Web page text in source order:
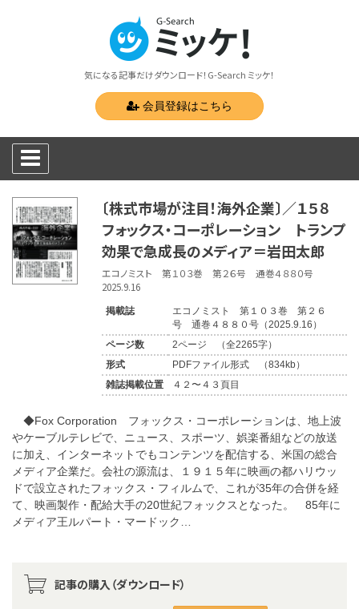
気になる記事だけダウンロード！G-Search ミッケ！
会員登録はこちら
〔株式市場が注目！海外企業〕／１５８
フォックス・コーポレーション トランプ
効果で急成長のメディア＝岩田太郎
エコノミスト 第１０３巻 第２６号 通巻４８８０号
2025.9.16
掲載誌
エコノミスト 第１０３巻 第２６
号 通巻４８８０号（2025.9.16）
ページ数
2ページ （全2265字）
形式
PDFファイル形式 （834kb）
雑誌掲載位置
４２〜４３頁目
◆Fox Corporation フォックス・コーポレーションは、地上波
やケーブルテレビで、ニュース、スポーツ、娯楽番組などの放送
に加え、インターネットでもコンテンツを配信する、米国の総合
メディア企業だ。会社の源流は、１９１５年に映画の都ハリウッ
ドで設立されたフォックス・フィルムで、これが35年の合併を経
て、映画製作・配給大手の20世紀フォックスとなった。 85年に
メディア王ルパート・マードック…
記事の購入（ダウンロード）